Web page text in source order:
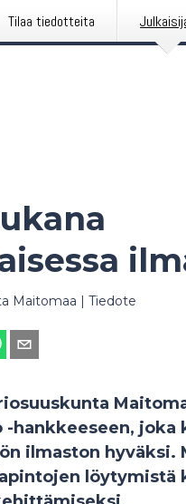
Tilaa tiedotteita
Maitomaa | Tiedote
-hankkeeseen,
ilmaston hyväksi.
löytymistä